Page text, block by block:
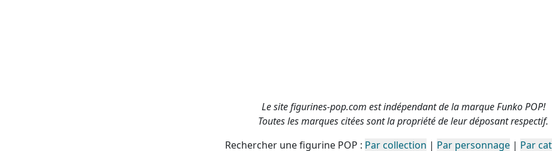
Le site figurines-pop.com est indépendant de la marque Funko POP!
Toutes les marques citées sont la propriété de leur déposant respectif.
Rechercher une figurine POP : Par collection | Par personnage | Par